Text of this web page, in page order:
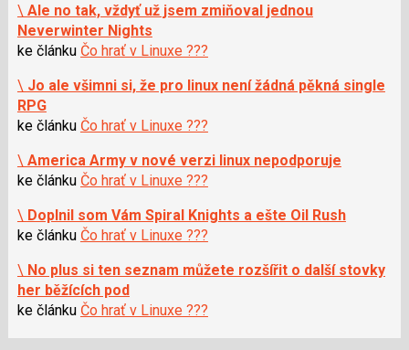
\ Ale no tak, vždyť už jsem zmiňoval jednou
Neverwinter Nights
ke článku Čo hrať v Linuxe ???
\ Jo ale všimni si, že pro linux není žádná pěkná single
RPG
ke článku Čo hrať v Linuxe ???
\ America Army v nové verzi linux nepodporuje
ke článku Čo hrať v Linuxe ???
\ Doplnil som Vám Spiral Knights a ešte Oil Rush
ke článku Čo hrať v Linuxe ???
\ No plus si ten seznam můžete rozšířit o další stovky
her běžících pod
ke článku Čo hrať v Linuxe ???